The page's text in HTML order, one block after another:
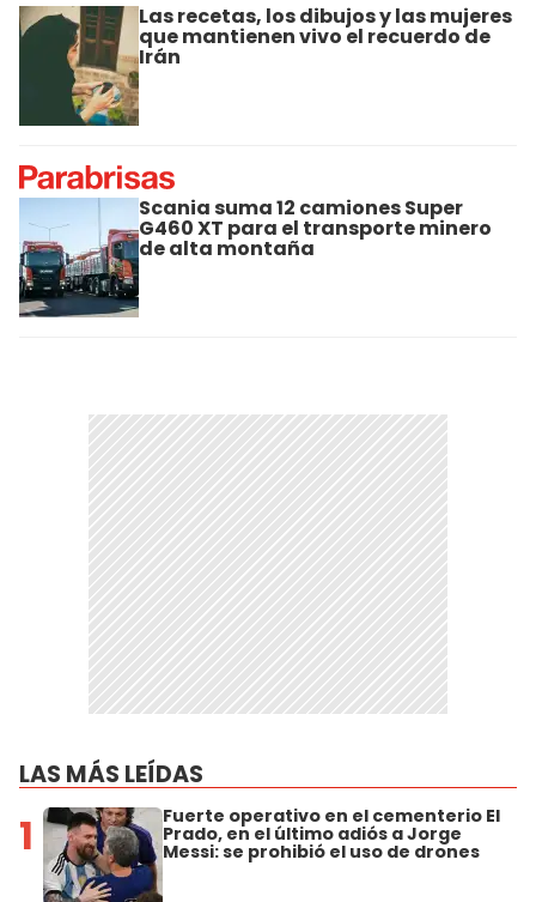
Las recetas, los dibujos y las mujeres
que mantienen vivo el recuerdo de
Irán
Scania suma 12 camiones Super
G460 XT para el transporte minero
de alta montaña
LAS MÁS LEÍDAS
1 Fuerte operativo en el cementerio El
Prado, en el último adiós a Jorge
Messi: se prohibió el uso de drones